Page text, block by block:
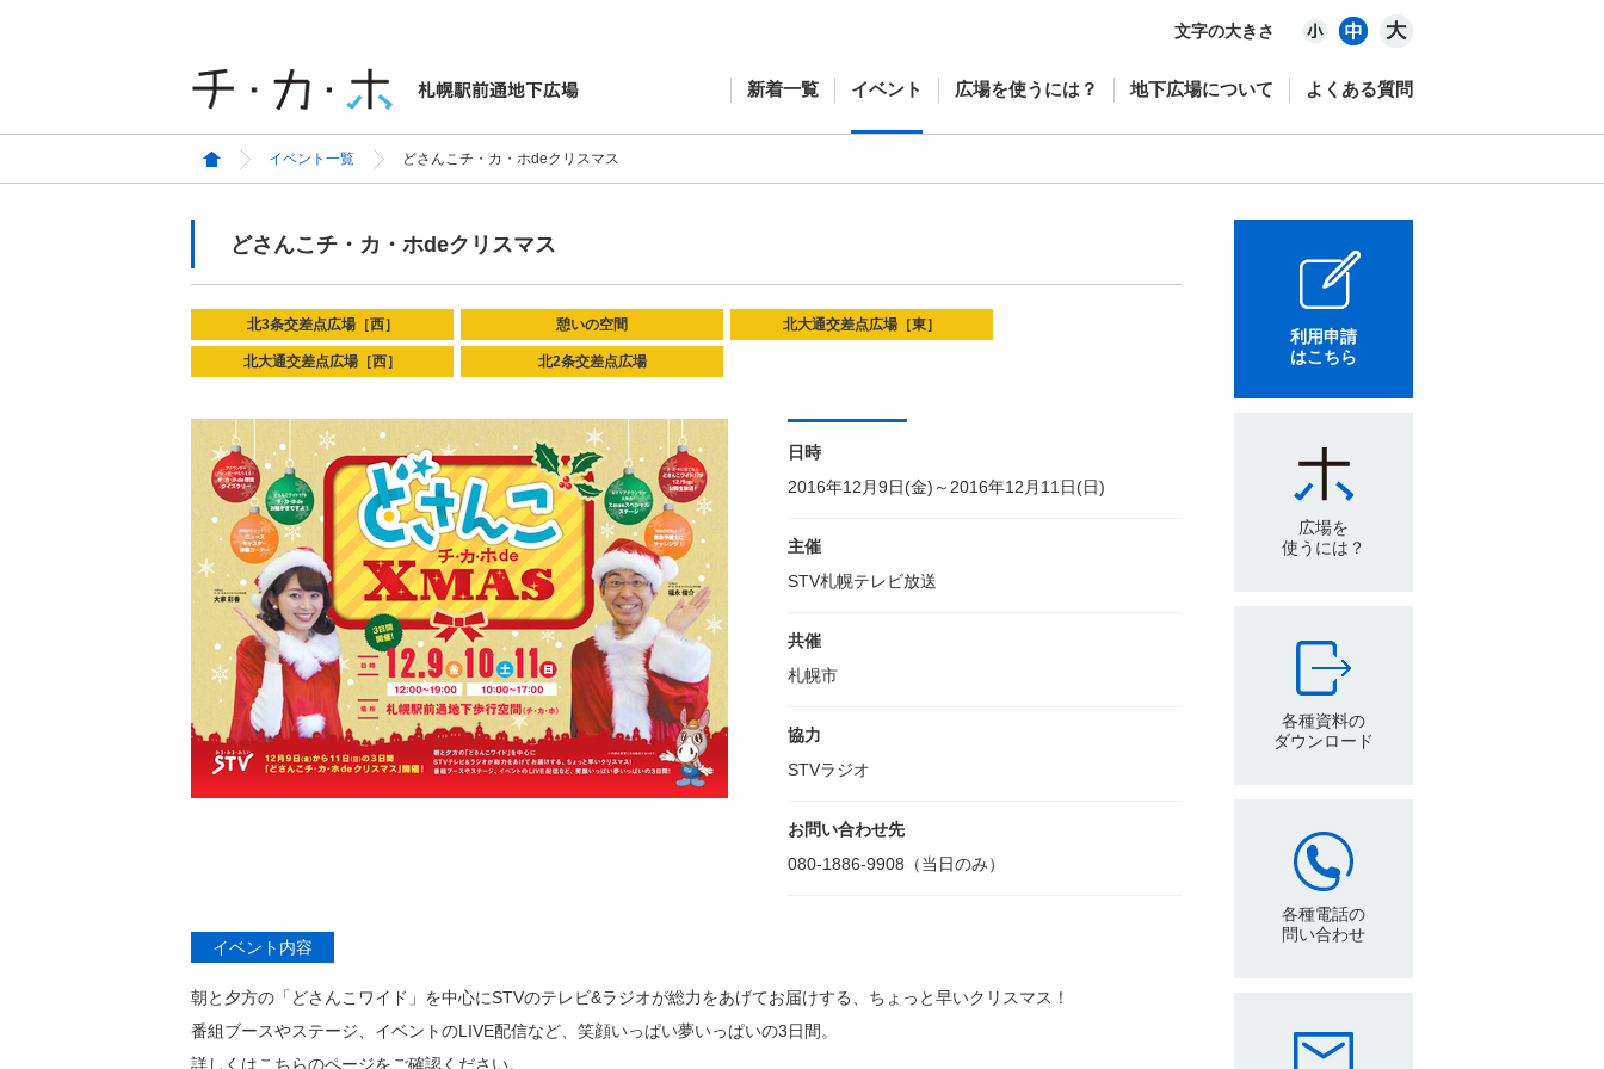
文字の大きさ
新着一覧 イベント 広場を使うには？ 地下広場について よくある質問
イベント一覧 どさんこチ・カ・ホdeクリスマス
どさんこチ・カ・ホdeクリスマス
北3条交差点広場［西］ 憩いの空間 北大通交差点広場［東］
北大通交差点広場［西］ 北2条交差点広場
日時
2016年12月9日(金)～2016年12月11日(日)
主催
STV札幌テレビ放送
共催
札幌市
協力
STVラジオ
お問い合わせ先
080-1886-9908（当日のみ）
イベント内容
朝と夕方の「どさんこワイド」を中心にSTVのテレビ&ラジオが総力をあげてお届けする、ちょっと早いクリスマス！
番組ブースやステージ、イベントのLIVE配信など、笑顔いっぱい夢いっぱいの3日間。
詳しくはこちらのページをご確認ください。
利用申請
はこちら
広場を
使うには？
各種資料の
ダウンロード
各種電話の
問い合わせ